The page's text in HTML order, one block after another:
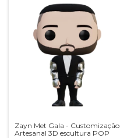
Zayn Met Gala - Customização
Artesanal 3D escultura POP